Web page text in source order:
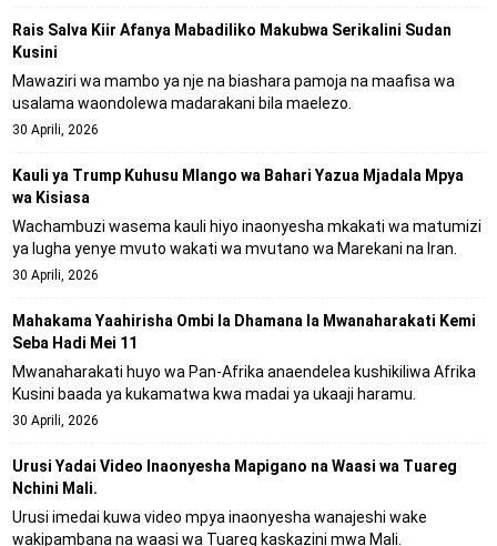
Rais Salva Kiir Afanya Mabadiliko Makubwa Serikalini Sudan
Kusini
Mawaziri wa mambo ya nje na biashara pamoja na maafisa wa
usalama waondolewa madarakani bila maelezo.
30 Aprili, 2026
Kauli ya Trump Kuhusu Mlango wa Bahari Yazua Mjadala Mpya
wa Kisiasa
Wachambuzi wasema kauli hiyo inaonyesha mkakati wa matumizi
ya lugha yenye mvuto wakati wa mvutano wa Marekani na Iran.
30 Aprili, 2026
Mahakama Yaahirisha Ombi la Dhamana la Mwanaharakati Kemi
Seba Hadi Mei 11
Mwanaharakati huyo wa Pan-Afrika anaendelea kushikiliwa Afrika
Kusini baada ya kukamatwa kwa madai ya ukaaji haramu.
30 Aprili, 2026
Urusi Yadai Video Inaonyesha Mapigano na Waasi wa Tuareg
Nchini Mali.
Urusi imedai kuwa video mpya inaonyesha wanajeshi wake
wakipambana na waasi wa Tuareg kaskazini mwa Mali.